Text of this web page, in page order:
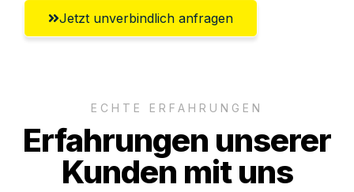
Jetzt unverbindlich anfragen
ECHTE ERFAHRUNGEN
Erfahrungen unserer
Kunden mit uns